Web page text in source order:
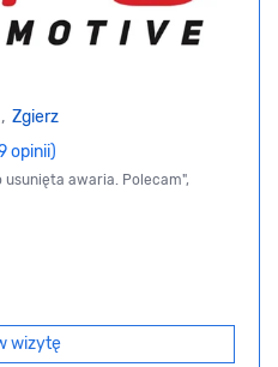
Zgierz
opinii)
awaria. Polecam",
wizytę